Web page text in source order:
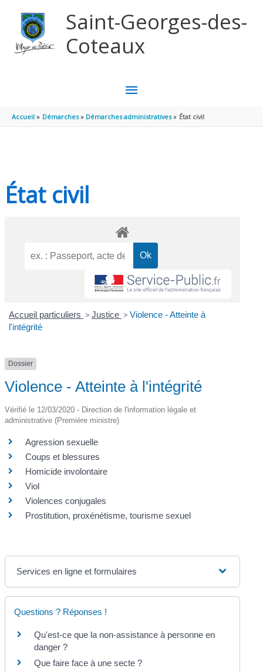
Saint-Georges-des-
Coteaux
MENU
PRINCIPAL
Accueil Démarches Démarches administratives État civil
État civil
Accueil particuliers > Justice > Violence - Atteinte à
l'intégrité
Dossier
Violence - Atteinte à l'intégrité
Vérifié le 12/03/2020 - Direction de l'information légale et
administrative (Première ministre)
Agression sexuelle
Coups et blessures
Homicide involontaire
Viol
Violences conjugales
Prostitution, proxénétisme, tourisme sexuel
Services en ligne et formulaires
Questions ? Réponses !
Qu'est-ce que la non-assistance à personne en
danger ?
Que faire face à une secte ?